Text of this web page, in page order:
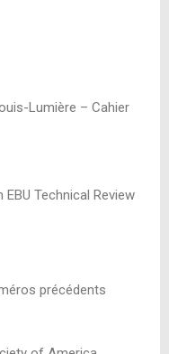
Lumière – Cahier
Technical Review
précédents